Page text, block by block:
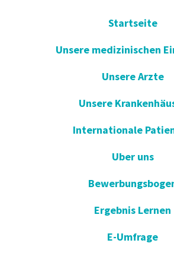
Startseite
Unsere medizinischen
Unsere Arzte
Unsere
Internationale
Uber uns
Ergebnis Lernen
E-Umfrage